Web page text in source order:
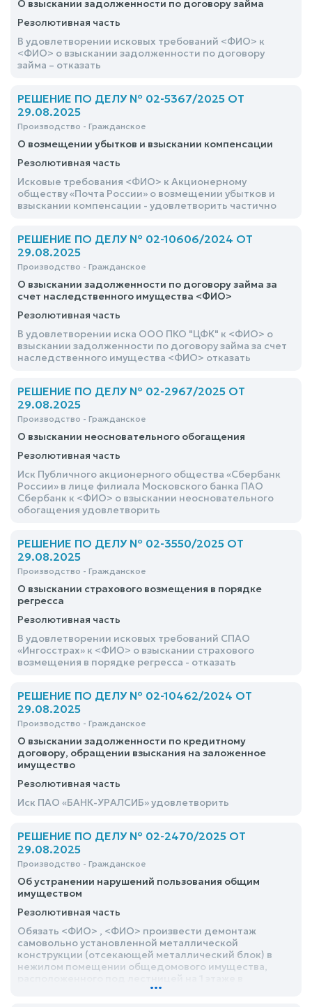
О взыскании задолженности по договору займа
Резолютивная часть
В удовлетворении исковых требований <ФИО> к
<ФИО> о взыскании задолженности по договору
займа – отказать
РЕШЕНИЕ ПО ДЕЛУ № 02-5367/2025 ОТ
29.08.2025
Производство - Гражданское
О возмещении убытков и взыскании компенсации
Резолютивная часть
Исковые требования <ФИО> к Акционерному
обществу «Почта России» о возмещении убытков и
взыскании компенсации - удовлетворить частично
РЕШЕНИЕ ПО ДЕЛУ № 02-10606/2024 ОТ
29.08.2025
Производство - Гражданское
О взыскании задолженности по договору займа за
счет наследственного имущества <ФИО>
Резолютивная часть
В удовлетворении иска ООО ПКО "ЦФК" к <ФИО> о
взыскании задолженности по договору займа за счет
наследственного имущества <ФИО> отказать
РЕШЕНИЕ ПО ДЕЛУ № 02-2967/2025 ОТ
29.08.2025
Производство - Гражданское
О взыскании неосновательного обогащения
Резолютивная часть
Иск Публичного акционерного общества «Сбербанк
России» в лице филиала Московского банка ПАО
Сбербанк к <ФИО> о взыскании неосновательного
обогащения удовлетворить
РЕШЕНИЕ ПО ДЕЛУ № 02-3550/2025 ОТ
29.08.2025
Производство - Гражданское
О взыскании страхового возмещения в порядке
регресса
Резолютивная часть
В удовлетворении исковых требований СПАО
«Ингосстрах» к <ФИО> о взыскании страхового
возмещения в порядке регресса - отказать
РЕШЕНИЕ ПО ДЕЛУ № 02-10462/2024 ОТ
29.08.2025
Производство - Гражданское
О взыскании задолженности по кредитному
договору, обращении взыскания на заложенное
имущество
Резолютивная часть
Иск ПАО «БАНК-УРАЛСИБ» удовлетворить
РЕШЕНИЕ ПО ДЕЛУ № 02-2470/2025 ОТ
29.08.2025
Производство - Гражданское
Об устранении нарушений пользования общим
имуществом
Резолютивная часть
Обязать <ФИО> , <ФИО> произвести демонтаж
самовольно установленной металлической
конструкции (отсекающей металлический блок) в
нежилом помещении общедомового имущества,
приквартирном холле в зоне расположения квартиры
...